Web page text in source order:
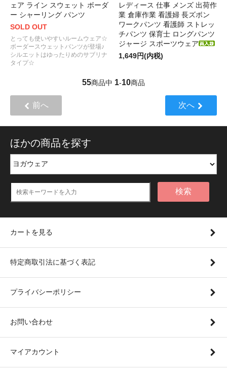
ェア ライン スウェット ボーダ
ー シャーリング パンツ
SOLD OUT
とっても使いやすいルームウェア☆
ボーダースウェットパンツが登場♪
シルエットはゆったりめのサブリナ
タイプ☆
レディース 仕事 メンズ 出荷作
業 倉庫作業 看護婦 長ズボン
ワークパンツ 看護師 ストレッ
チパンツ 保育士 ロングパンツ
ジャージ スポーツウェア
1,649円(内税)
55商品中 1-10商品
前へ 次へ
ほかの商品を探す
検索
カートを見る
特定商取引法に基づく表記
プライバシーポリシー
お問い合わせ
マイアカウント